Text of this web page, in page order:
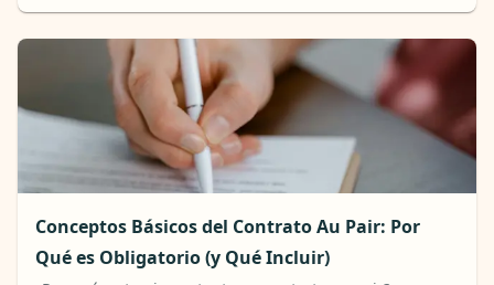
Conceptos Básicos del Contrato Au Pair: Por
Qué es Obligatorio (y Qué Incluir)